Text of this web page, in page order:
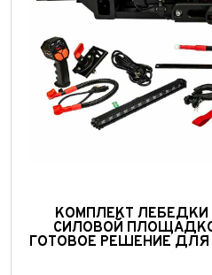
КОМПЛЕКТ ЛЕБЕДКИ
СИЛОВОЙ
ГОТОВОЕ РЕШЕНИЕ